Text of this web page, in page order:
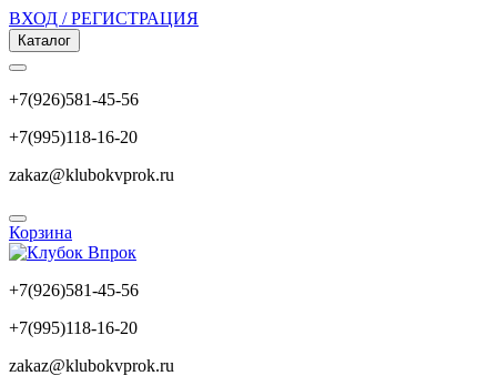
ВХОД / РЕГИСТРАЦИЯ
Каталог
+7(926)581-45-56
+7(995)118-16-20
zakaz@klubokvprok.ru
Корзина
+7(926)581-45-56
+7(995)118-16-20
zakaz@klubokvprok.ru